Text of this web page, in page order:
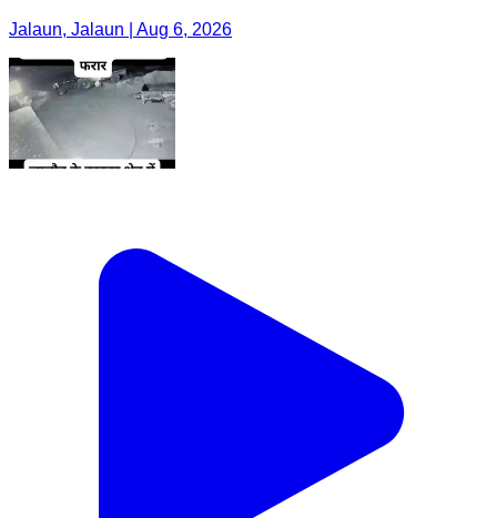
Jalaun, Jalaun | Aug 6, 2026